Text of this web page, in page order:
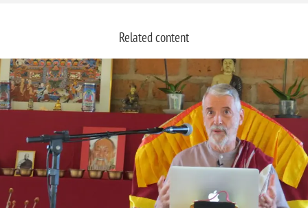
Related content